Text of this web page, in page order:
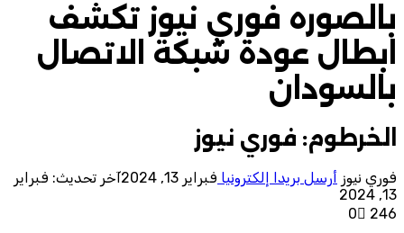
بالصوره فوري نيوز تكشف
ابطال عودة شبكة الاتصال
بالسودان
الخرطوم: فوري نيوز
فوري نيوز أرسل بريدا إلكترونيا فبراير 13, 2024
آخر تحديث: فبراير
13, 2024
0
246